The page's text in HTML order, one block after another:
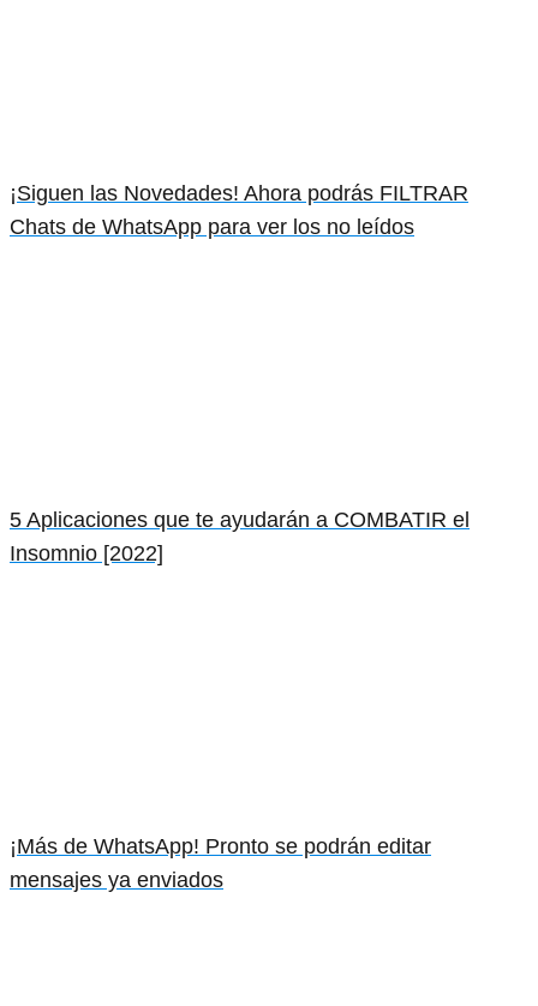
¡Siguen las Novedades! Ahora podrás FILTRAR
Chats de WhatsApp para ver los no leídos
5 Aplicaciones que te ayudarán a COMBATIR el
Insomnio [2022]
¡Más de WhatsApp! Pronto se podrán editar
mensajes ya enviados